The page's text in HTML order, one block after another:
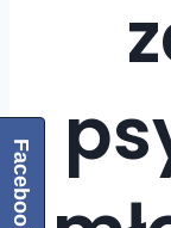
Facebook